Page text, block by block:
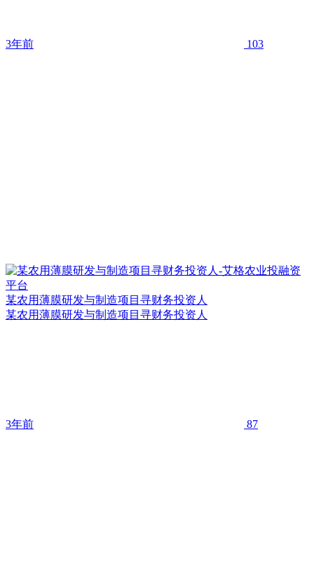
3年前 103
某农用薄膜研发与制造项目寻财务投资人
某农用薄膜研发与制造项目寻财务投资人
3年前 87